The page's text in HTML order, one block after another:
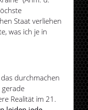
Staat verliehen
was ich je in
durchmachen
gerade
Realität im 21.